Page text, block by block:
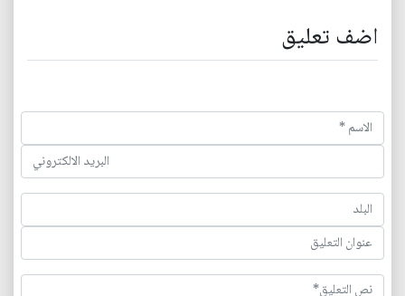
اضف تعليق